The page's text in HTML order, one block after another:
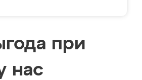
при
нас